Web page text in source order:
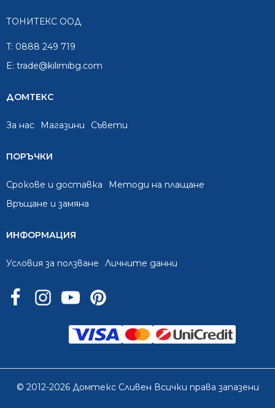
ТОНИТЕКС ООД
T: 0888 249 719
E: trade@kilimibg.com
ДОМТЕКС
За нас Mагазини Съвети
ПОРЪЧКИ
Срокове и доставка
Методи на плащане
Връщане и замяна
ИНФОРМАЦИЯ
Условия за ползване Личните данни
© 2012-2026 Домтекс Сливен Всички права запазени